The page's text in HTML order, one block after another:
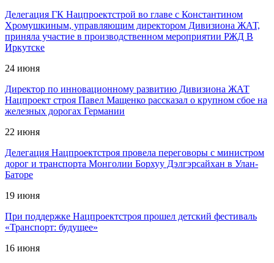
Делегация ГК Нацпроектстрой во главе с Константином
Хромушкиным, управляющим директором Дивизиона ЖАТ,
приняла участие в производственном мероприятии РЖД В
Иркутске
24 июня
Директор по инновационному развитию Дивизиона ЖАТ
Нацпроект строя Павел Мащенко рассказал о крупном сбое на
железных дорогах Германии
22 июня
Делегация Нацпроектстроя провела переговоры с министром
дорог и транспорта Монголии Борхуу Дэлгэрсайхан в Улан-
Баторе
19 июня
При поддержке Нацпроектстроя прошел детский фестиваль
«Транспорт: будущее»
16 июня